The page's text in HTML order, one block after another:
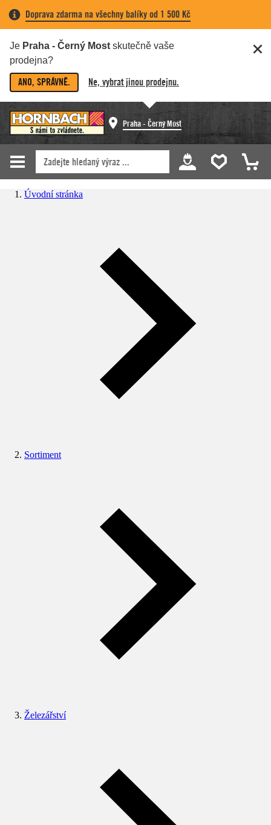
Doprava zdarma na všechny balíky od 1 500 Kč
Je Praha - Černý Most skutečně vaše
prodejna?
ANO, SPRÁVNĚ. Ne, vybrat jinou prodejnu.
Praha - Černý Most
Úvodní stránka
Sortiment
Železářství